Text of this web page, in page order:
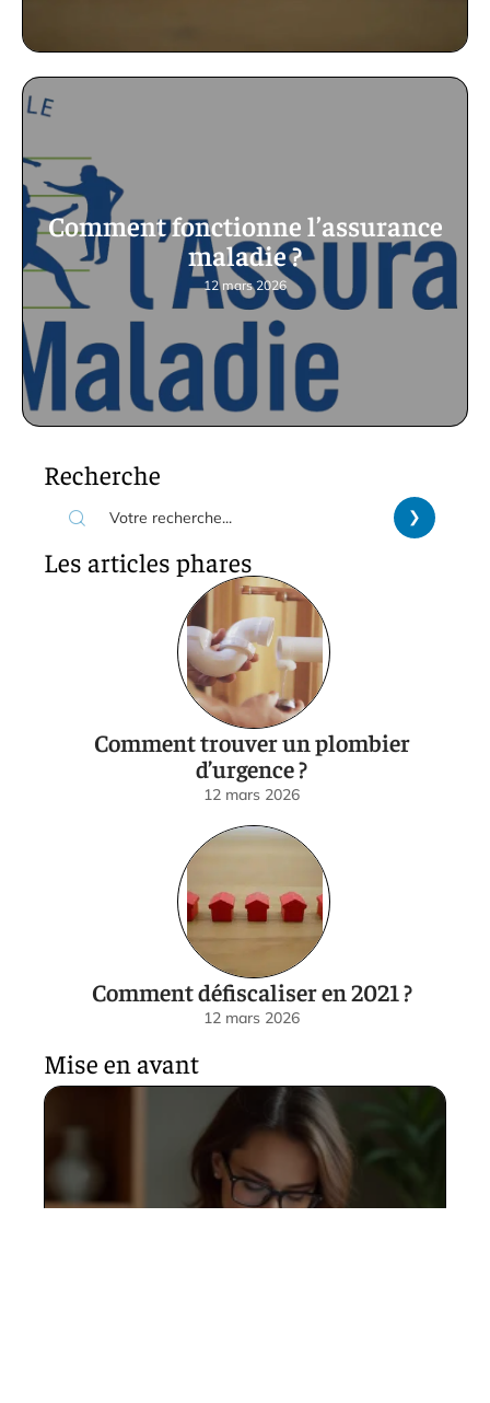
Comment fonctionne l’assurance
maladie ?
12 mars 2026
Recherche
Les articles phares
Comment trouver un plombier
d’urgence ?
12 mars 2026
Comment défiscaliser en 2021 ?
12 mars 2026
Mise en avant
Gagnez du temps avec un